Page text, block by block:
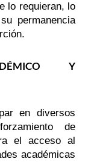
lo requieran, lo
permanencia
Y
en diversos
de
el acceso al
académicas